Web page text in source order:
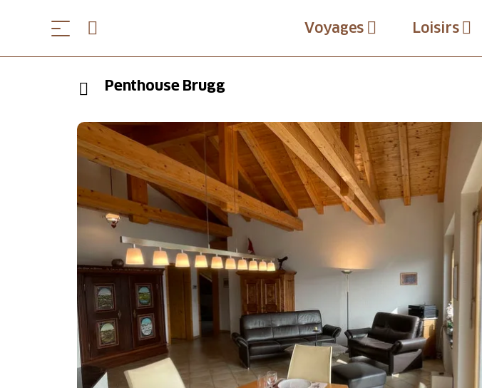
Voyages Loisirs
Penthouse Brugg